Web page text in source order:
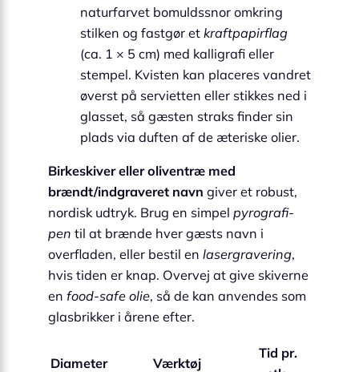
naturfarvet bomuldssnor omkring
stilken og fastgør et kraftpapirflag
(ca. 1 × 5 cm) med kalligrafi eller
stempel. Kvisten kan placeres vandret
øverst på servietten eller stikkes ned i
glasset, så gæsten straks finder sin
plads via duften af de æteriske olier.
Birkeskiver eller oliventræ med
brændt/indgraveret navn giver et robust,
nordisk udtryk. Brug en simpel pyrografi-
pen til at brænde hver gæsts navn i
overfladen, eller bestil en lasergravering,
hvis tiden er knap. Overvej at give skiverne
en food-safe olie, så de kan anvendes som
glasbrikker i årene efter.
Diameter Værktøj
Tid pr.